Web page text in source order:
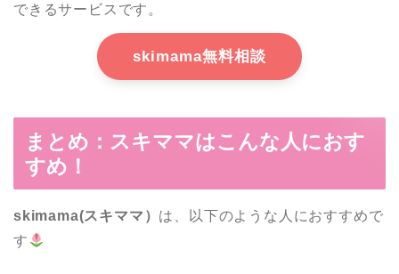
できるサービスです。
skimama無料相談
まとめ：スキママはこんな人におす
すめ！
skimama(スキママ） は、以下のような人におすすめで
す